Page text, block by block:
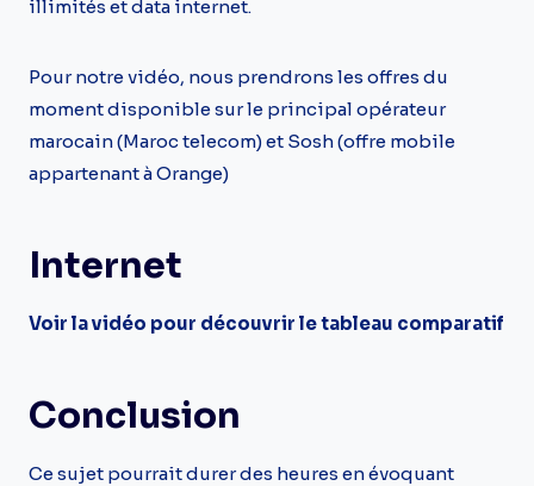
illimités et data internet.
Pour notre vidéo, nous prendrons les offres du
moment disponible sur le principal opérateur
marocain (Maroc telecom) et Sosh (offre mobile
appartenant à Orange)
Internet
Voir la vidéo pour découvrir le tableau comparatif
Conclusion
Ce sujet pourrait durer des heures en évoquant